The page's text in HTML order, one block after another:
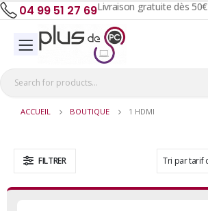
04 99 51 27 69Livraison gratuite dès 50€
ACCUEIL BOUTIQUE 1 HDMI
FILTRER